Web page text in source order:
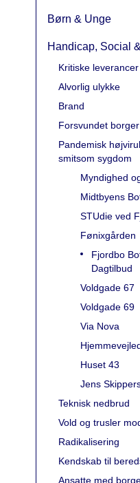
Børn & Unge
Handicap, Social
Kritiske leverancer
Alvorlig ulykke
Brand
Forsvundet borger
Pandemisk
smitsom sygdom
Myndighed
Midtbyens
STUdie ved
Fønixgården
Fjordbo
Dagtilbud
Voldgade 67
Voldgade 69
Via Nova
Huset 43
Jens
Teknisk nedbrud
Vold og trusler
Radikalisering
Kendskab til
Ansatte med